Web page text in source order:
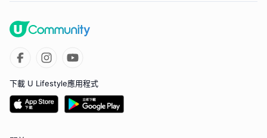
下載 U Lifestyle應用程式